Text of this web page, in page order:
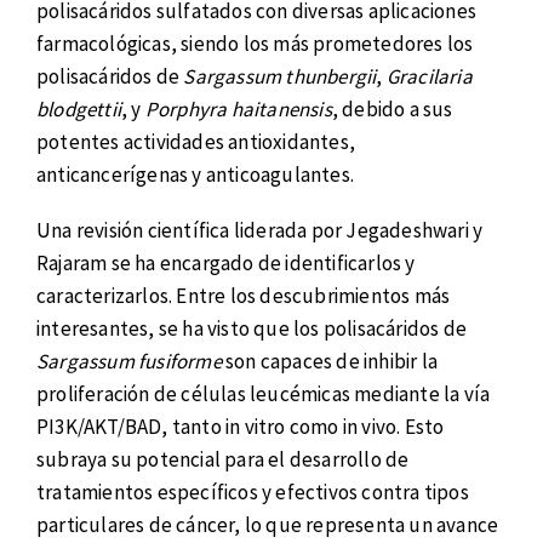
polisacáridos sulfatados con diversas aplicaciones
farmacológicas, siendo los más prometedores los
polisacáridos deSargassum thunbergii, Gracilaria
blodgettii, y Porphyra haitanensis, debido a sus
potentes actividades antioxidantes,
anticancerígenas y anticoagulantes.
Una revisión científica liderada por Jegadeshwari y
Rajaram se ha encargado de identificarlos y
caracterizarlos. Entre los descubrimientos más
interesantes, se ha visto que los polisacáridos de
Sargassum fusiformeson capaces de inhibir la
proliferación de células leucémicas mediante la vía
PI3K/AKT/BAD, tanto in vitro como in vivo. Esto
subraya su potencial para el desarrollo de
tratamientos específicos y efectivos contra tipos
particulares de cáncer, lo que representa un avance